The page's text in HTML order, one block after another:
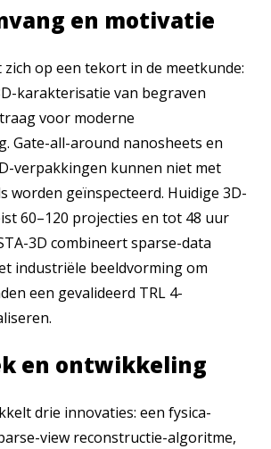
en motivatie
op een tekort in de meetkunde:
karakterisatie van begraven
voor moderne
Gate-all-around nanosheets en
verpakkingen kunnen niet met
worden geïnspecteerd. Huidige 3D-
60–120 projecties en tot 48 uur
3D combineert sparse-data
industriële beeldvorming om
een gevalideerd TRL 4-
en ontwikkeling
drie innovaties: een fysica-
view reconstructie-algoritme,